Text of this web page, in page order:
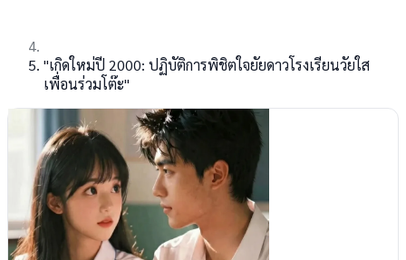
"เกิดใหม่ปี 2000: ปฏิบัติการพิชิตใจยัยดาวโรงเรียนวัยใส
เพื่อนร่วมโต๊ะ"